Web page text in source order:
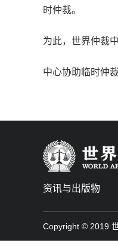
时仲裁。
为此，世界仲裁
中心协助临时仲
资讯与出版物
Copyright © 2019